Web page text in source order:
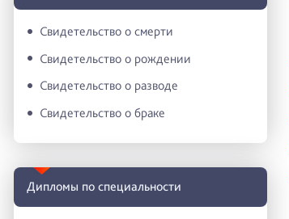
Свидетельство о смерти
Свидетельство о рождении
Свидетельство о разводе
Свидетельство о браке
Дипломы по специальности